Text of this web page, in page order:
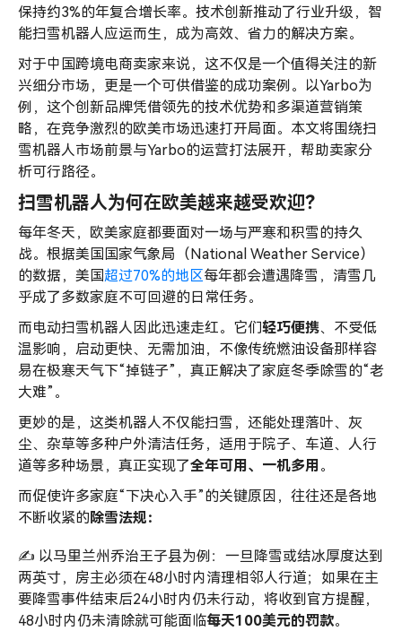
保持约3%的年复合增长率。技术创新推动了行业升级，智
能扫雪机器人应运而生，成为高效、省力的解决方案。
对于中国跨境电商卖家来说，这不仅是一个值得关注的新
兴细分市场，更是一个可供借鉴的成功案例。以Yarbo为
例，这个创新品牌凭借领先的技术优势和多渠道营销策
略，在竞争激烈的欧美市场迅速打开局面。本文将围绕扫
雪机器人市场前景与Yarbo的运营打法展开，帮助卖家分
析可行路径。
扫雪机器人为何在欧美越来越受欢迎？
每年冬天，欧美家庭都要面对一场与严寒和积雪的持久
战。根据美国国家气象局（National Weather Service）
的数据，美国超过70%的地区每年都会遭遇降雪，清雪几
乎成了多数家庭不可回避的日常任务。
而电动扫雪机器人因此迅速走红。它们轻巧便携、不受低
温影响，启动更快、无需加油，不像传统燃油设备那样容
易在极寒天气下“掉链子”，真正解决了家庭冬季除雪的“老
大难”。
更妙的是，这类机器人不仅能扫雪，还能处理落叶、灰
尘、杂草等多种户外清洁任务，适用于院子、车道、人行
道等多种场景，真正实现了全年可用、一机多用 。
而促使许多家庭“下决心入手”的关键原因，往往还是各地
不断收紧的除雪法规：
✍️ 以马里兰州乔治王子县为例：一旦降雪或结冰厚度达到
两英寸，房主必须在48小时内清理相邻人行道；如果在主
要降雪事件结束后24小时内仍未行动，将收到官方提醒，
48小时内仍未清除就可能面临每天100美元的罚款。